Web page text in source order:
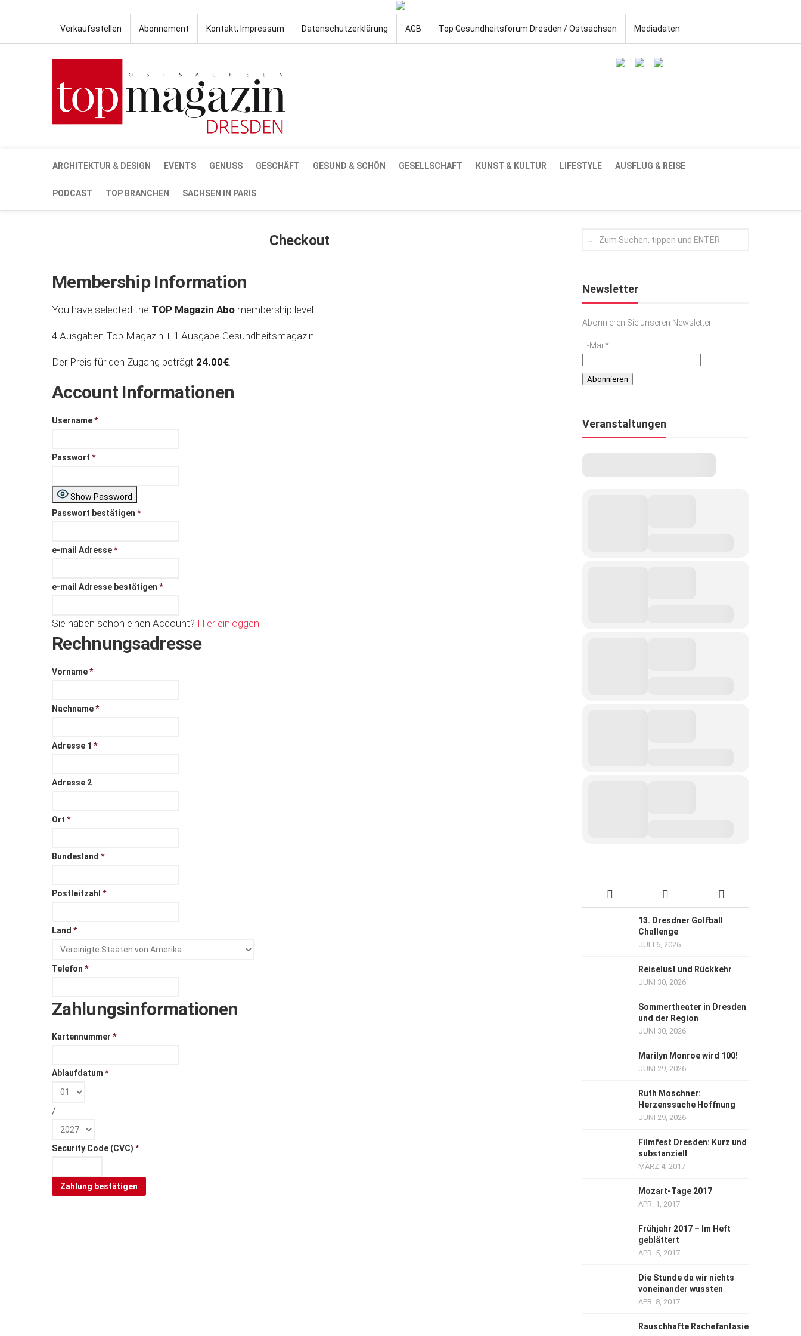
Verkaufsstellen Abonnement Kontakt, Impressum Datenschutzerklärung AGB Top Gesundheitsforum Dresden / Ostsachsen Mediadaten
ARCHITEKTUR & DESIGN EVENTS GENUSS GESCHÄFT GESUND & SCHÖN GESELLSCHAFT KUNST & KULTUR LIFESTYLE AUSFLUG & REISE
PODCAST TOP BRANCHEN SACHSEN IN PARIS
Checkout
Membership Information
You have selected the TOP Magazin Abo membership level.
4 Ausgaben Top Magazin + 1 Ausgabe Gesundheitsmagazin
Der Preis für den Zugang beträgt 24.00€
Account Informationen
Username*
Passwort *
Show Password
Passwort bestätigen *
e-mail Adresse*
e-mail Adresse bestätigen *
Sie haben schon einen Account? Hier einloggen
Rechnungsadresse
Vorname*
Nachname*
Adresse 1 *
Adresse 2
Ort *
Bundesland *
Postleitzahl *
Land *
Telefon *
Zahlungsinformationen
Kartennummer *
Ablaufdatum *
/
Security Code (CVC) *
Newsletter
Abonnieren Sie unseren Newsletter
E-Mail*
Veranstaltungen
13. Dresdner Golfball
Challenge
JULI 6, 2026
Reiselust und Rückkehr
JUNI 30, 2026
Sommertheater in Dresden
und der Region
JUNI 30, 2026
Marilyn Monroe wird 100!
JUNI 29, 2026
Ruth Moschner:
Herzenssache Hoffnung
JUNI 29, 2026
Filmfest Dresden: Kurz und
substanziell
MÄRZ 4, 2017
Mozart-Tage 2017
APR. 1, 2017
Frühjahr 2017 – Im Heft
geblättert
APR. 5, 2017
Die Stunde da wir nichts
voneinander wussten
APR. 8, 2017
Rauschhafte Rachefantasie